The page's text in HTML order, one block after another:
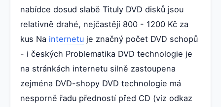
nabídce dosud slabě Tituly DVD disků jsou
relativně drahé, nejčastěji 800 - 1200 Kč za
kus Na internetu je značný počet DVD schopů
- i českých Problematika DVD technologie je
na stránkách internetu silně zastoupena
zejména DVD-shopy DVD technologie má
nesporně řadu předností před CD (viz odkaz